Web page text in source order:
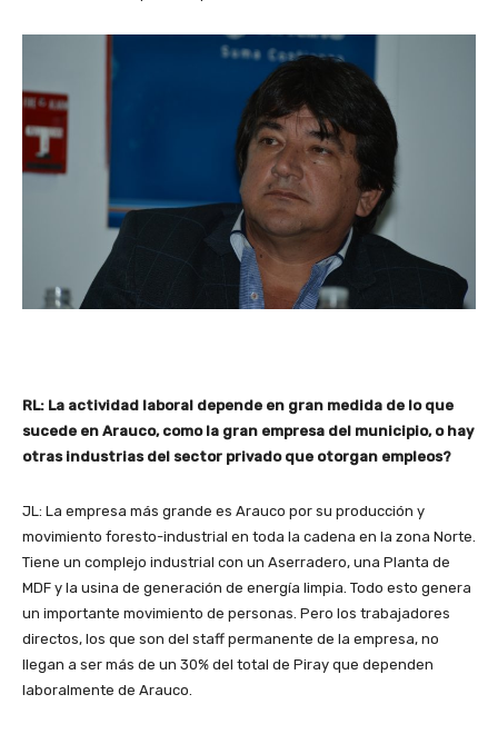
RL: La actividad laboral depende en gran medida de lo que
sucede en Arauco, como la gran empresa del municipio, o hay
otras industrias del sector privado que otorgan empleos?
JL: La empresa más grande es Arauco por su producción y
movimiento foresto-industrial en toda la cadena en la zona Norte.
Tiene un complejo industrial con un Aserradero, una Planta de
MDF y la usina de generación de energía limpia. Todo esto genera
un importante movimiento de personas. Pero los trabajadores
directos, los que son del staff permanente de la empresa, no
llegan a ser más de un 30% del total de Piray que dependen
laboralmente de Arauco.